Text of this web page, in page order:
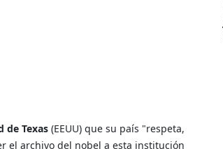
de Texas (EEUU) que su país "respeta,
el archivo del nobel a esta institución